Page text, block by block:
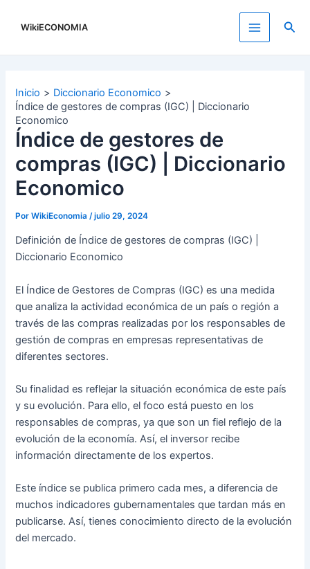
WikiECONOMIA
Main
Inicio
Diccionario Economico
Índice de gestores de compras (IGC) | Diccionario
Economico
Índice de gestores de
compras (IGC) | Diccionario
Economico
PorWikiEconomia /julio 29, 2024
Definición de Índice de gestores de compras (IGC) |
Diccionario Economico
El Índice de Gestores de Compras (IGC) es una medida
que analiza la actividad económica de un país o región a
través de las compras realizadas por los responsables de
gestión de compras en empresas representativas de
diferentes sectores.
Su finalidad es reflejar la situación económica de este país
y su evolución. Para ello, el foco está puesto en los
responsables de compras, ya que son un fiel reflejo de la
evolución de la economía. Así, el inversor recibe
información directamente de los expertos.
Este índice se publica primero cada mes, a diferencia de
muchos indicadores gubernamentales que tardan más en
publicarse. Así, tienes conocimiento directo de la evolución
del mercado.